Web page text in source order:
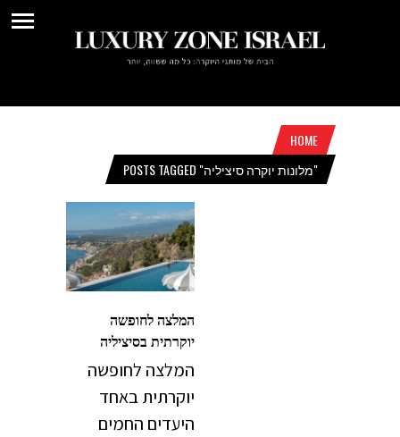
HOME
POSTS TAGGED "מלונות יוקרה סיציליה"
המלצה לחופשה
יוקרתית בסיציליה
המלצה לחופשה
יוקרתית באחד
היעדים החמים